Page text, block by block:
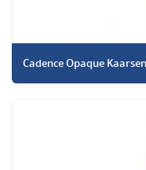
Cadence Opaque